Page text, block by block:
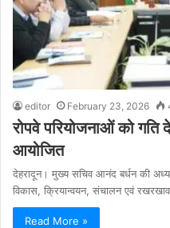
editor February 23, 2026
रोपवे परियोजनाओं को गति
आयोजित
देहरादून। मुख्य सचिव आनंद बर्धन की
विकास, क्रियान्वयन, संचालन एवं
Read More »